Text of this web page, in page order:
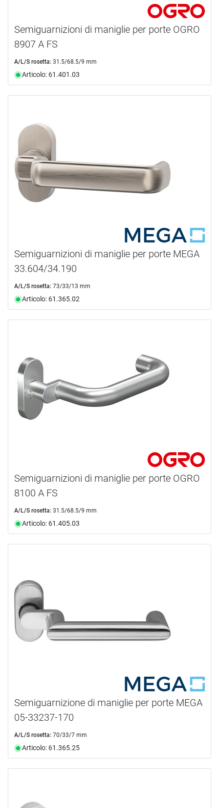
Semiguarnizioni di maniglie per porte OGRO
8907 A FS
A/L/S rosetta: 31.5/68.5/9 mm
Articolo: 61.401.03
Semiguarnizioni di maniglie per porte MEGA
33.604/34.190
A/L/S rosetta: 73/33/13 mm
Articolo: 61.365.02
Semiguarnizioni di maniglie per porte OGRO
8100 A FS
A/L/S rosetta: 31.5/68.5/9 mm
Articolo: 61.405.03
Semiguarnizione di maniglie per porte MEGA
05-33237-170
A/L/S rosetta: 70/33/7 mm
Articolo: 61.365.25